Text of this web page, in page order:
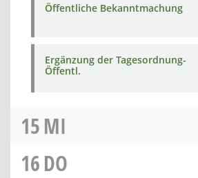
Öffentliche Bekanntmachung
Ergänzung der Tagesordnung-
Öffentl.
15MI
16DO